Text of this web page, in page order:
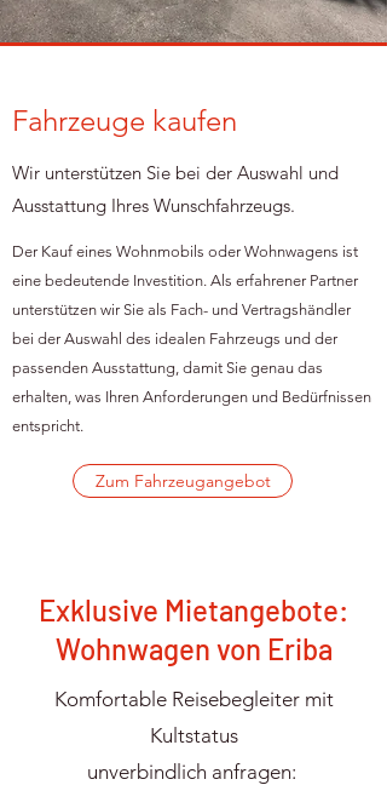
Fahrzeuge kaufen
Wir unterstützen Sie bei der Auswahl und
Ausstattung Ihres Wunschfahrzeugs.
Der Kauf eines Wohnmobils oder Wohnwagens ist
eine bedeutende Investition. Als erfahrener Partner
unterstützen wir Sie als Fach- und Vertragshändler
bei der Auswahl des idealen Fahrzeugs und der
passenden Ausstattung, damit Sie genau das
erhalten, was Ihren Anforderungen und Bedürfnissen
entspricht.
Zum Fahrzeugangebot
Exklusive Mietangebote:
Wohnwagen von Eriba
Komfortable Reisebegleiter mit
Kultstatus
unverbindlich anfragen: